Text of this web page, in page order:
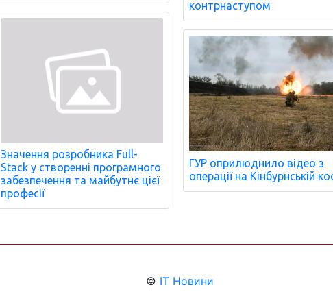
Значення розробника Full-
Stack у створенні програмного
забезпечення та майбутнє цієї
професії
контрнаступом
ГУР оприлюднило відео з
операції на Кінбурнській
© IT Новини